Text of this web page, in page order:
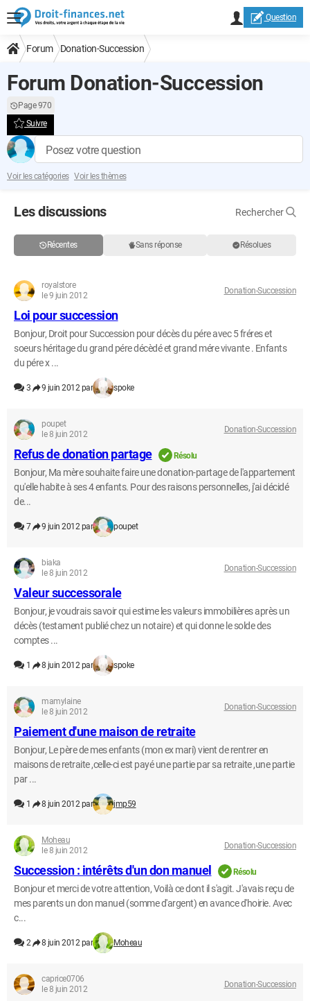
Question
Forum Donation-Succession
Forum Donation-Succession
Page 970
Suivre
Posez votre question
Voir les catégories Voir les thèmes
Les discussions Rechercher
Récentes Sans réponse Résolues
royalstore
le 9 juin 2012
Donation-Succession
Loi pour succession
Bonjour, Droit pour Succession pour décès du pére avec 5 fréres et
soeurs héritage du grand pére décèdé et grand mére vivante . Enfants
du pére x ...
3 9 juin 2012 par spoke
poupet
le 8 juin 2012
Donation-Succession
Refus de donation partage Résolu
Bonjour, Ma mère souhaite faire une donation-partage de l'appartement
qu'elle habite à ses 4 enfants. Pour des raisons personnelles, j'ai décidé
de...
7 9 juin 2012 par poupet
biaka
le 8 juin 2012
Donation-Succession
Valeur successorale
Bonjour, je voudrais savoir qui estime les valeurs immobilières après un
décès (testament publié chez un notaire) et qui donne le solde des
comptes ...
1 8 juin 2012 par spoke
mamylaine
le 8 juin 2012
Donation-Succession
Paiement d'une maison de retraite
Bonjour, Le père de mes enfants (mon ex mari) vient de rentrer en
maisons de retraite ,celle-ci est payé une partie par sa retraite ,une partie
par ...
1 8 juin 2012 par jmp59
Moheau
le 8 juin 2012
Donation-Succession
Succession : intérêts d'un don manuel Résolu
Bonjour et merci de votre attention, Voilà ce dont il s'agit. J'avais reçu de
mes parents un don manuel (somme d'argent) en avance d'hoirie. Avec
c...
2 8 juin 2012 par Moheau
caprice0706
le 8 juin 2012
Donation-Succession